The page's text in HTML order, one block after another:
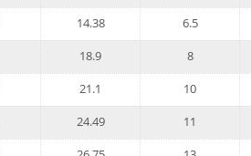
14.38 6.5
18.9 8
21.1 10
24.49 11